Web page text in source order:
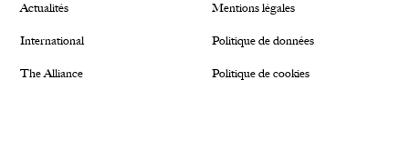
Actualités
International
The Alliance
Mentions légales
Politique de données
Politique de cookies